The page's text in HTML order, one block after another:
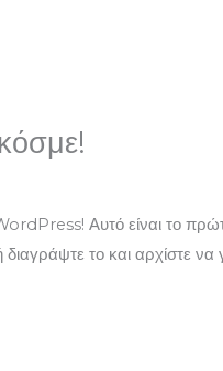
Αυτό είναι το
το και αρχίστε να